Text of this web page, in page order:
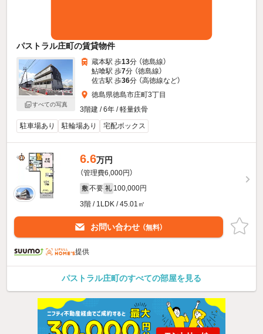
パストラル庄町の賃貸物件
すべての写真
蔵本駅 歩13分 （徳島線）
鮎喰駅 歩7分 （徳島線）
佐古駅 歩36分 （高徳線など）
徳島県徳島市庄町3丁目
3階建 / 6年 / 軽量鉄骨
駐車場あり
駐輪場あり 宅配ボックス
6.6万円
（管理費6,000円）
敷 不要 礼 100,000円
3階 / 1LDK / 45.01㎡
お問い合わせ （無料）
提供
パストラル庄町のすべての部屋を見る